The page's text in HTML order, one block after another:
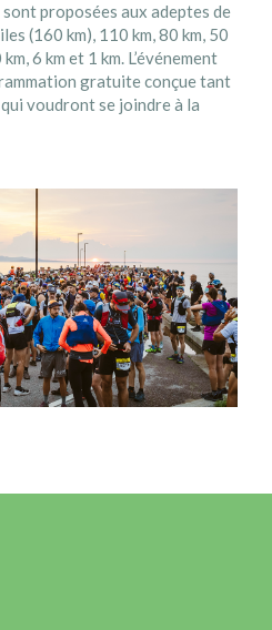
proposées aux adeptes de
(160 km), 110 km, 80 km, 50
6 km et 1 km. L’événement
gratuite conçue tant
voudront se joindre à la